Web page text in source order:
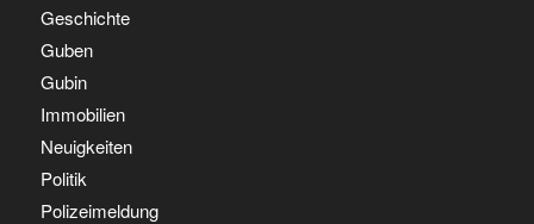
Geschichte
Guben
Gubin
Immobilien
Neuigkeiten
Politik
Polizeimeldung